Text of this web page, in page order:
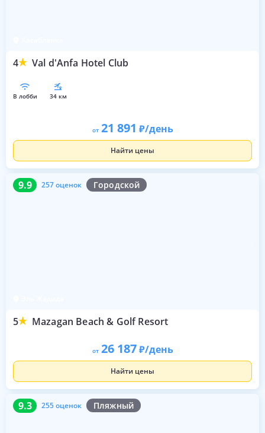
4 Val d'Anfa Hotel Club
в лобби 34 км
от 21 891 /день
Найти цены
9.9 257 оценок Городской
5 Mazagan Beach & Golf Resort
9.9 257 оценок
от 26 187 /день
Найти цены
9.3 255 оценок Пляжный
9.3 255 оценок